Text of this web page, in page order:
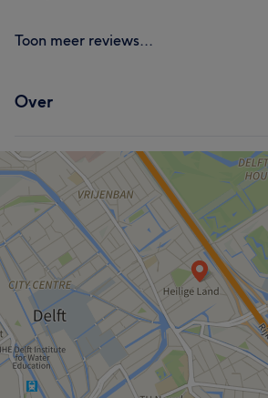
Toon meer reviews...
Over